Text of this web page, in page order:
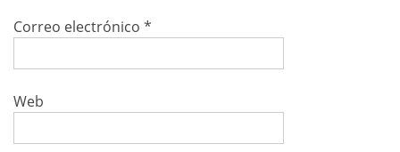
Correo electrónico *
Web